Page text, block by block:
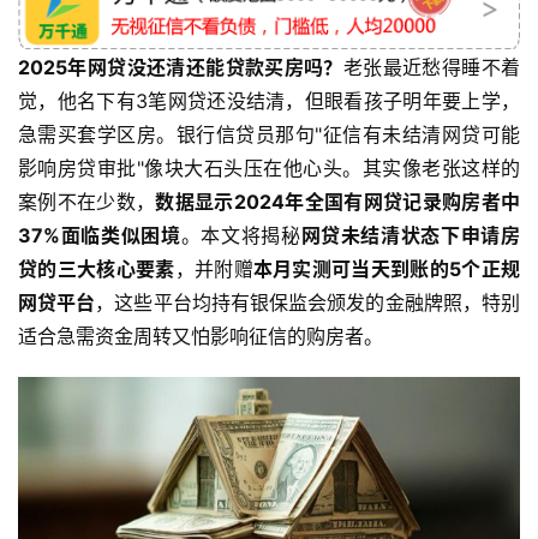
2025年网贷没还清还能贷款买房吗？ 老张最近愁得睡不着
觉，他名下有3笔网贷还没结清，但眼看孩子明年要上学，
急需买套学区房。银行信贷员那句"征信有未结清网贷可能
影响房贷审批"像块大石头压在他心头。其实像老张这样的
案例不在少数，数据显示2024年全国有网贷记录购房者中
37%面临类似困境。本文将揭秘网贷未结清状态下申请房
贷的三大核心要素，并附赠本月实测可当天到账的5个正规
网贷平台，这些平台均持有银保监会颁发的金融牌照，特别
适合急需资金周转又怕影响征信的购房者。